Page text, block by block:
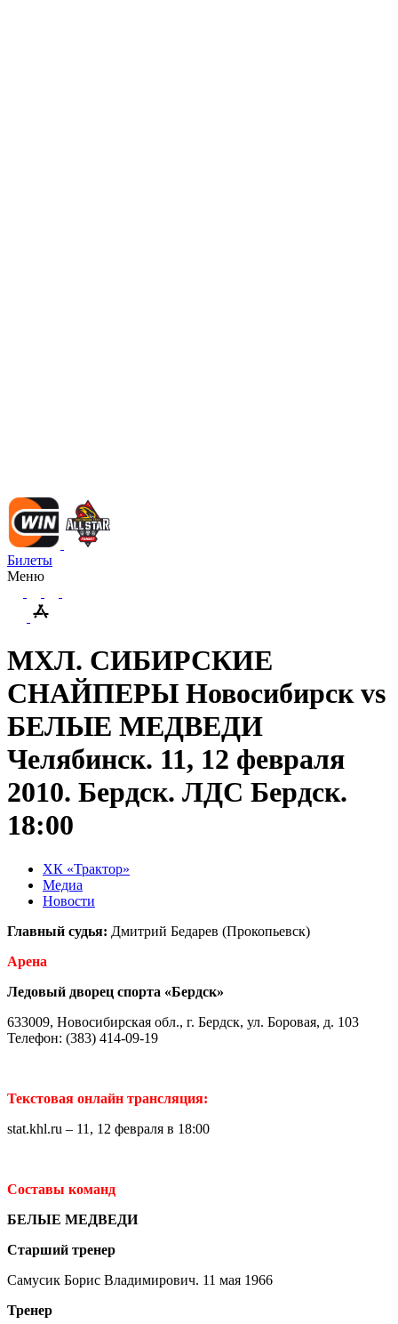
Билеты
Меню
МХЛ. СИБИРСКИЕ
СНАЙПЕРЫ Новосибирск vs
БЕЛЫЕ МЕДВЕДИ
Челябинск. 11, 12 февраля
2010. Бердск. ЛДС Бердск.
18:00
ХК «Трактор»
Медиа
Новости
Главный судья: Дмитрий Бедарев (Прокопьевск)
Арена
Ледовый дворец спорта «Бердск»
633009, Новосибирская обл., г. Бердск, ул. Боровая, д. 103
Телефон: (383) 414-09-19
Текстовая онлайн трансляция:
stat.khl.ru – 11, 12 февраля в 18:00
Составы команд
БЕЛЫЕ МЕДВЕДИ
Старший тренер
Самусик Борис Владимирович. 11 мая 1966
Тренер